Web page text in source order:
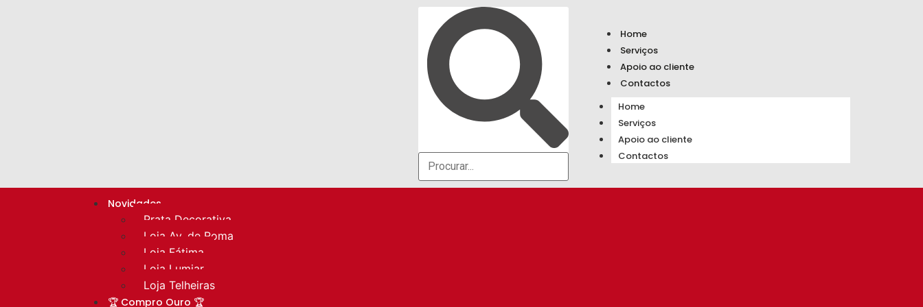
Home
Serviços
Apoio ao cliente
Contactos
Home
Serviços
Apoio ao cliente
Contactos
Novidades
Prata Decorativa
Loja Av. de Roma
Loja Fátima
Loja Lumiar
Loja Telheiras
🏆 Compro Ouro 🏆